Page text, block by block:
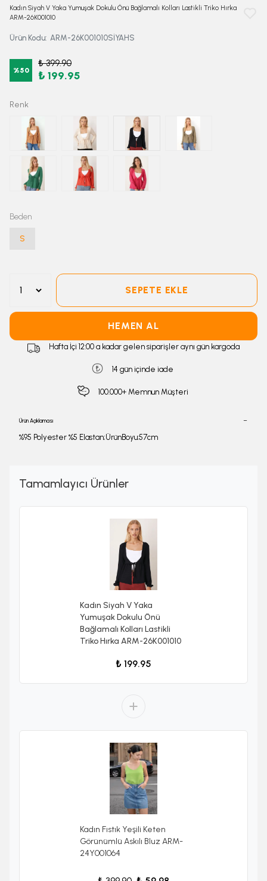
Kadın Siyah V Yaka Yumuşak Dokulu Önü Bağlamalı Kolları Lastikli Triko Hırka
ARM-26K001010
Ürün Kodu: ARM-26K001010SİYAHS
%50
₺ 399.90
₺ 199.95
Renk
Beden
S
SEPETE EKLE
HEMEN AL
Hafta İçi 12:00 a kadar gelen siparişler aynı gün kargoda
14 gün içinde iade
100.000+ Memnun Müşteri
Ürün Açıklaması
%95 Polyester %5 Elastan;ÜrünBoyu:57cm
Tamamlayıcı Ürünler
Kadın Siyah V Yaka
Yumuşak Dokulu Önü
Bağlamalı Kolları Lastikli
Triko Hırka ARM-26K001010
₺ 199.95
Kadın Fıstık Yeşili Keten
Görünümlü Askılı Bluz ARM-
24Y001064